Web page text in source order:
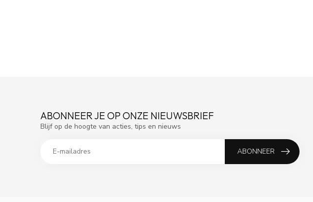
ABONNEER JE OP ONZE NIEUWSBRIEF
Blijf op de hoogte van acties, tips en nieuws
ABONNEER